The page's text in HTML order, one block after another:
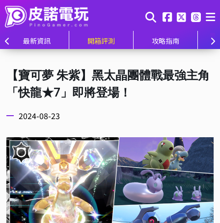
最新資訊 開箱評測 攻略指南
【寶可夢 朱紫】黑太晶團體戰最強主角
「快龍★7」即將登場！
2024-08-23